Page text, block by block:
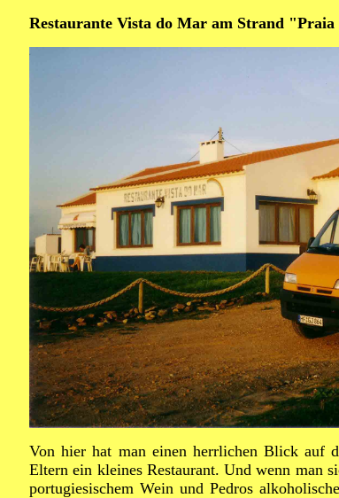
Restaurante Vista do Mar am Strand "Praia
Von hier hat man einen herrlichen Blick auf
Eltern ein kleines Restaurant. Und wenn man
portugiesischem Wein und Pedros